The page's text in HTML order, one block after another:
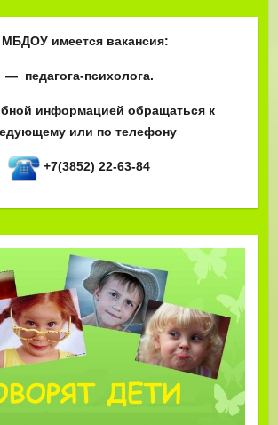
имеется вакансия:
— педагога-психолога.
информацией обращаться к
или по телефону
+7(3852) 22-63-84